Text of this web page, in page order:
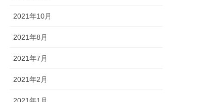
2021年10月
2021年8月
2021年7月
2021年2月